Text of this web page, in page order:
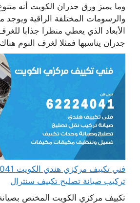
وما يميز ورق جدران الكويت أنه متنوع
والرسومات المختلفة الراقية ويوجد
الأبعاد الذي يعطي منظرا جذابا
جدران يناسبها فمثلا لغرف النوم
تركيب صيانة تصليح تكييف سنترال
تكييف مركزي الكويت المختص